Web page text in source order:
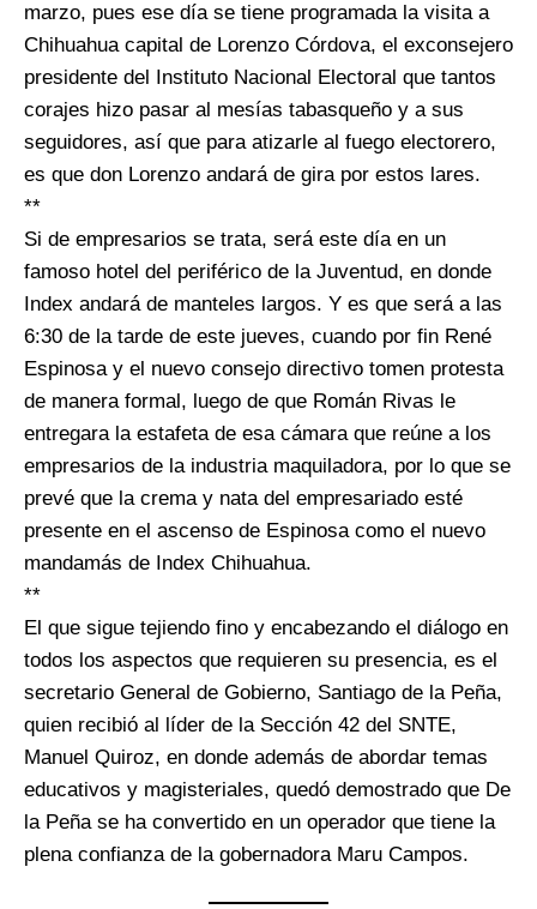
marzo, pues ese día se tiene programada la visita a
Chihuahua capital de Lorenzo Córdova, el exconsejero
presidente del Instituto Nacional Electoral que tantos
corajes hizo pasar al mesías tabasqueño y a sus
seguidores, así que para atizarle al fuego electorero,
es que don Lorenzo andará de gira por estos lares.
**
Si de empresarios se trata, será este día en un
famoso hotel del periférico de la Juventud, en donde
Index andará de manteles largos. Y es que será a las
6:30 de la tarde de este jueves, cuando por fin René
Espinosa y el nuevo consejo directivo tomen protesta
de manera formal, luego de que Román Rivas le
entregara la estafeta de esa cámara que reúne a los
empresarios de la industria maquiladora, por lo que se
prevé que la crema y nata del empresariado esté
presente en el ascenso de Espinosa como el nuevo
mandamás de Index Chihuahua.
**
El que sigue tejiendo fino y encabezando el diálogo en
todos los aspectos que requieren su presencia, es el
secretario General de Gobierno, Santiago de la Peña,
quien recibió al líder de la Sección 42 del SNTE,
Manuel Quiroz, en donde además de abordar temas
educativos y magisteriales, quedó demostrado que De
la Peña se ha convertido en un operador que tiene la
plena confianza de la gobernadora Maru Campos.